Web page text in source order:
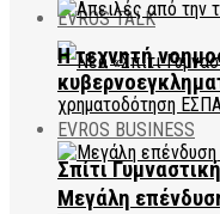
EVROS TALK
Σπίτι
Η τεχνητή
EVROS BUSINESS
Μεγάλη